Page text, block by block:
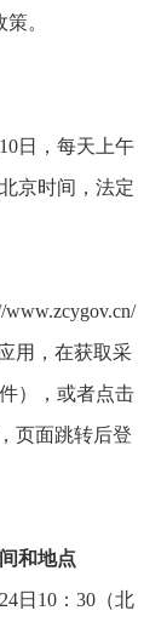
。
日，每天上午
京时间，法定
用，在获取采
），或者点击
页面跳转后登
和地点
日10：30（北